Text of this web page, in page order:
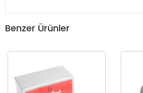
Benzer Ürünler